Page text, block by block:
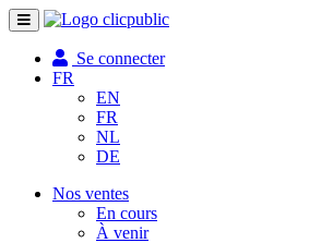
Toggle
navigation
Se connecter
FR
EN
FR
NL
DE
Nos ventes
En cours
À venir